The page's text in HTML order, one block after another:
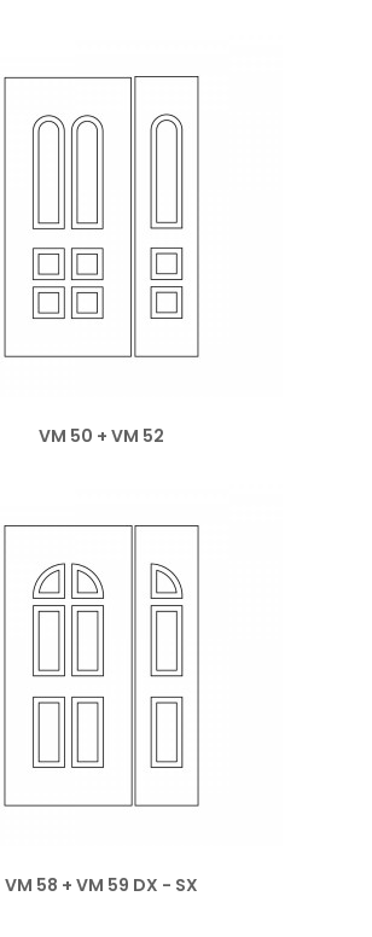
VM 50 + VM 52
VM 58 + VM 59 DX - SX